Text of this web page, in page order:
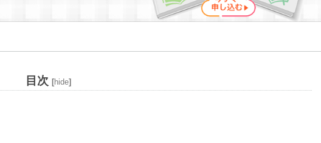
目次 [hide]